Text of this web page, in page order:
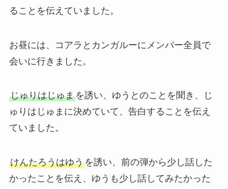
ることを伝えていました。
お昼には、コアラとカンガルーにメンバー全員で
会いに行きました。
じゅりはじゅまを誘い、ゆうとのことを聞き、じ
ゅりはじゅまに決めていて、告白することを伝え
ていました。
けんたろうはゆうを誘い、前の弾から少し話した
かったことを伝え、ゆうも少し話してみたかった